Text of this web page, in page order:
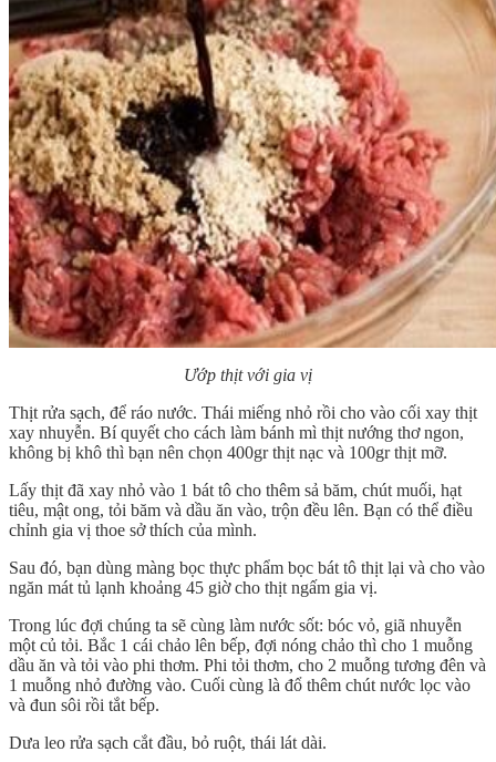
Ướp thịt với gia vị
Thịt rửa sạch, để ráo nước. Thái miếng nhỏ rồi cho vào cối xay thịt
xay nhuyễn. Bí quyết cho cách làm bánh mì thịt nướng thơ ngon,
không bị khô thì bạn nên chọn 400gr thịt nạc và 100gr thịt mỡ.
Lấy thịt đã xay nhỏ vào 1 bát tô cho thêm sả băm, chút muối, hạt
tiêu, mật ong, tỏi băm và dầu ăn vào, trộn đều lên. Bạn có thể điều
chỉnh gia vị thoe sở thích của mình.
Sau đó, bạn dùng màng bọc thực phẩm bọc bát tô thịt lại và cho vào
ngăn mát tủ lạnh khoảng 45 giờ cho thịt ngấm gia vị.
Trong lúc đợi chúng ta sẽ cùng làm nước sốt: bóc vỏ, giã nhuyễn
một củ tỏi. Bắc 1 cái chảo lên bếp, đợi nóng chảo thì cho 1 muỗng
dầu ăn và tỏi vào phi thơm. Phi tỏi thơm, cho 2 muỗng tương đên và
1 muỗng nhỏ đường vào. Cuối cùng là đổ thêm chút nước lọc vào
và đun sôi rồi tắt bếp.
Dưa leo rửa sạch cắt đầu, bỏ ruột, thái lát dài.